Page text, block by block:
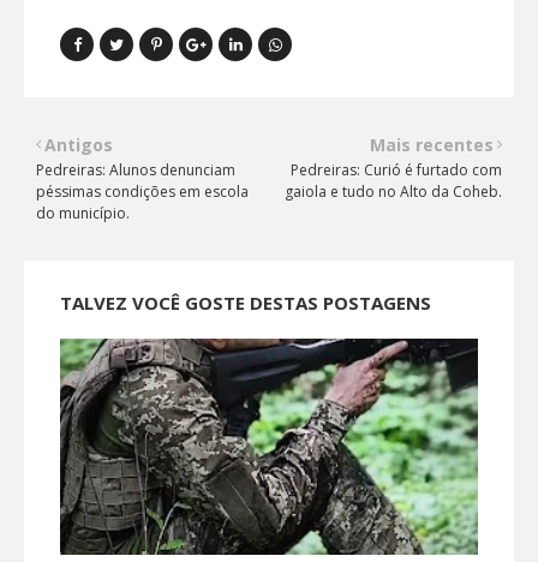
Mais recentes
Pedreiras: Curió é furtado com
gaiola e tudo no Alto da Coheb.
Antigos
Pedreiras: Alunos denunciam
péssimas condições em escola
do município.
TALVEZ VOCÊ GOSTE DESTAS POSTAGENS